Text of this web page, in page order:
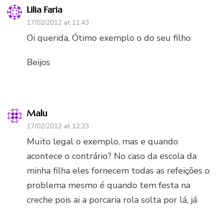
Lilia Faria
17/02/2012 at 11:43
Oi querida, Ótimo exemplo o do seu filho
Beijos
Malu
17/02/2012 at 12:23
Muito legal o exemplo, mas e quando
acontece o contrário? No caso da escola da
minha filha eles fornecem todas as refeições o
problema mesmo é quando tem festa na
creche pois ai a porcaria rola solta por lá, já